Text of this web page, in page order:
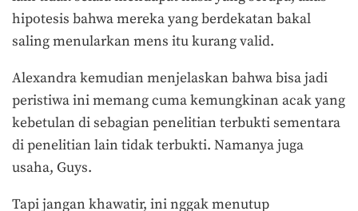
hipotesis bahwa mereka yang berdekatan bakal
saling menularkan mens itu kurang valid.
Alexandra kemudian menjelaskan bahwa bisa jadi
peristiwa ini memang cuma kemungkinan acak yang
kebetulan di sebagian penelitian terbukti sementara
di penelitian lain tidak terbukti. Namanya juga
usaha, Guys.
Tapi jangan khawatir, ini nggak menutup